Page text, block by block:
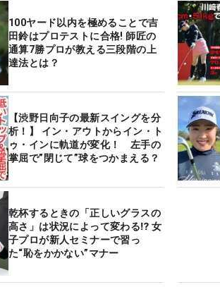
100ヤード以内を極めることで吉
田鈴はプロテストに合格! 師匠の
通算7勝プロが教える三段階の上
達法とは？
【渋野日向子の最新スイングを分
析！】 イン・アウトからイン・ト
ゥ・インに軌道が変化！ 左手の
掌屈で”閉じて”球をつかまえる？
乾杯するときの「正しいグラスの
高さ」は状況によって変わる⁉ 女
子プロが新人セミナーで習っ
た“恥をかかない”マナー